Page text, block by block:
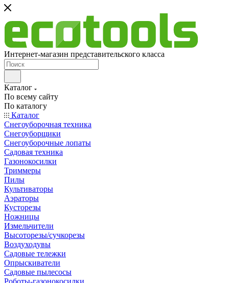
Интернет-магазин представительского класса
Каталог
По всему сайту
По каталогу
Каталог
Снегоуборочная техника
Снегоуборщики
Снегоуборочные лопаты
Садовая техника
Газонокосилки
Триммеры
Пилы
Культиваторы
Аэраторы
Кусторезы
Ножницы
Измельчители
Высоторезы/сучкорезы
Воздуходувы
Садовые тележки
Опрыскиватели
Садовые пылесосы
Роботы-газонокосилки